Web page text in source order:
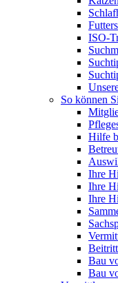
ISO-
So können
Hilfe
Ihre
Ihre
Ihre
Bau
Bau